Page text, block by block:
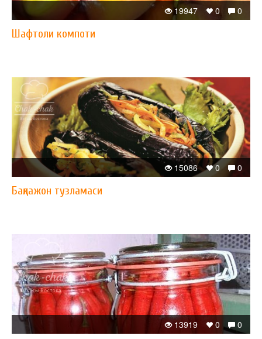
0
0
19947
Шафтоли компоти
0
0
15086
Бақлажон тузламаси
0
0
13919